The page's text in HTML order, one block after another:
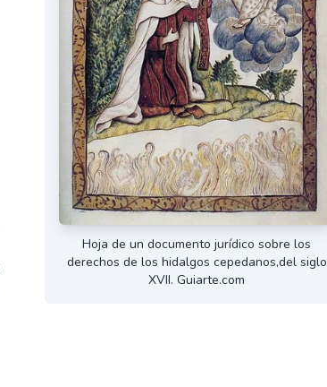
Hoja de un documento jurídico sobre los
derechos de los hidalgos cepedanos,del siglo
XVII. Guiarte.com